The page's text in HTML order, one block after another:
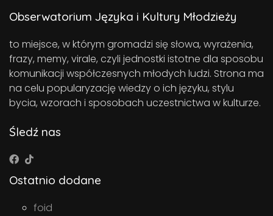
Obserwatorium Języka i Kultury Młodzieży
to miejsce, w którym gromadzi się słowa, wyrażenia,
frazy, memy, virale, czyli jednostki istotne dla sposobu
komunikacji współczesnych młodych ludzi. Strona ma
na celu popularyzację wiedzy o ich języku, stylu
bycia, wzorach i sposobach uczestnictwa w kulturze.
Śledź nas
Ostatnio dodane
foid